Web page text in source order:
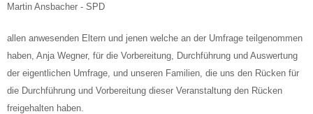
Martin Ansbacher - SPD
allen anwesenden Eltern und jenen welche an der Umfrage teilgenommen
haben, Anja Wegner, für die Vorbereitung, Durchführung und Auswertung
der eigentlichen Umfrage, und unseren Familien, die uns den Rücken für
die Durchführung und Vorbereitung dieser Veranstaltung den Rücken
freigehalten haben.